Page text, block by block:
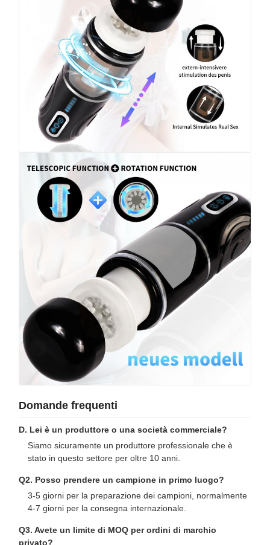
Domande frequenti
D. Lei è un produttore o una società commerciale?
Siamo sicuramente un produttore professionale che è
stato in questo settore per oltre 10 anni.
Q2. Posso prendere un campione in primo luogo?
3-5 giorni per la preparazione dei campioni, normalmente
4-7 giorni per la consegna internazionale.
Q3. Avete un limite di MOQ per ordini di marchio
privato?